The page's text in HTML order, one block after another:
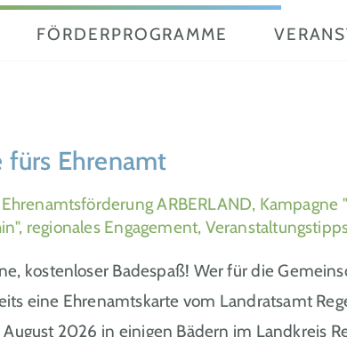
FÖRDERPROGRAMME
fürs Ehrenamt
ARBERLAND,
regionales Engagement,
kostenloser Badespaß! Wer für die
eine Ehrenamtskarte vom Landratsamt
August 2026 in einigen Bädern im Landkreis